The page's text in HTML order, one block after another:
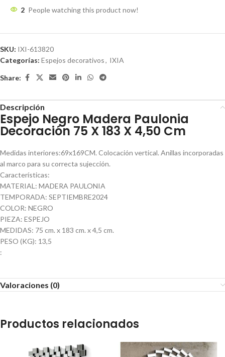
2 People watching this product now!
SKU: IXI-613820
Categorías: Espejos decorativos, IXIA
Share:
Descripción
Espejo Negro Madera Paulonia
Decoración 75 X 183 X 4,50 Cm
Medidas interiores:69x169CM. Colocación vertical. Anillas incorporadas
al marco para su correcta sujección.
Características:
MATERIAL: MADERA PAULONIA
TEMPORADA: SEPTIEMBRE2024
COLOR: NEGRO
PIEZA: ESPEJO
MEDIDAS: 75 cm. x 183 cm. x 4,5 cm.
PESO (KG): 13,5
:
Valoraciones (0)
Productos relacionados